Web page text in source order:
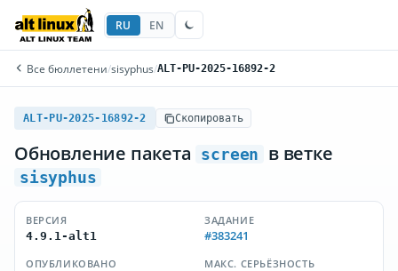
RU EN
Все бюллетени/sisyphus/ALT-PU-2025-16892-2
ALT-PU-2025-16892-2 Скопировать
Обновление пакета screen в ветке
sisyphus
ВЕРСИЯ
4.9.1-alt1
ЗАДАНИЕ
#383241
ОПУБЛИКОВАНО
МАКС. СЕРЬЁЗНОСТЬ